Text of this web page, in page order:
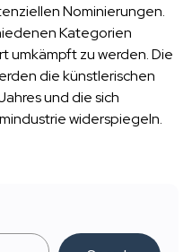
Nominierungen.
Kategorien
umkämpft zu werden. Die
die künstlerischen
und die sich
widerspiegeln.